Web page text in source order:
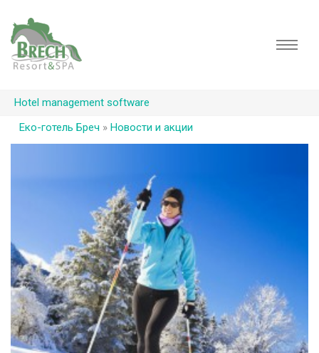
Hotel management software
Еко-готель Бреч » Новости и акции